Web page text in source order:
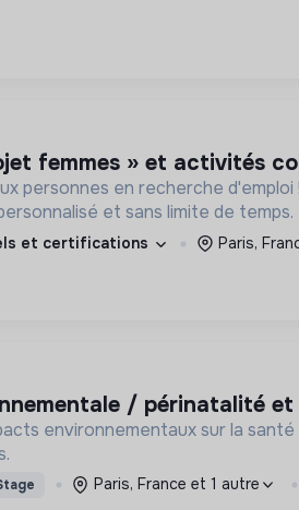
femmes » et activités
personnes en recherche
et sans limite de temps.
et certifications Paris,
/ périnatalité
environnementaux sur la
Paris, France et 1 autre